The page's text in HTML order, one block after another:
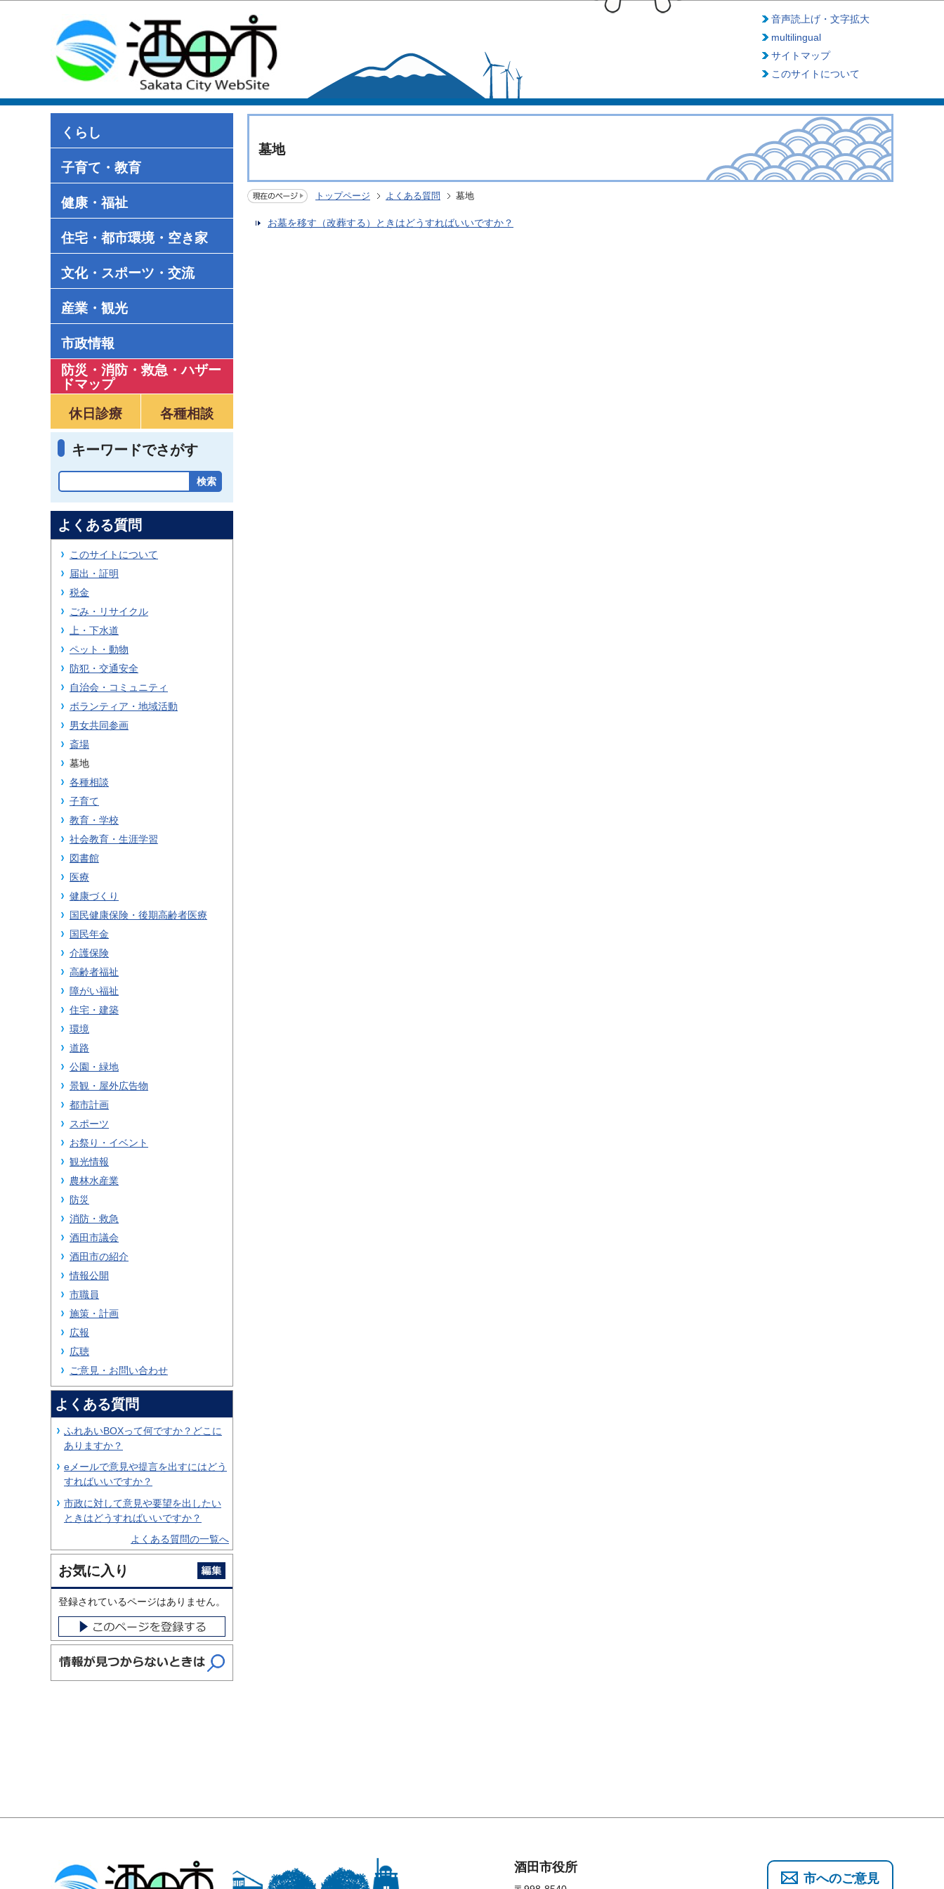
音声読上げ・文字拡大
multilingual
サイトマップ
このサイトについて
くらし
子育て・教育
健康・福祉
住宅・都市環境・空き家
文化・スポーツ・交流
産業・観光
市政情報
防災・消防・救急 ・ハザー
ドマップ
休日診療
各種相談
キーワードでさがす
墓地
トップページ よくある質問 墓地
お墓を移す（改葬する）ときはどうすればいいですか？
よくある質問
このサイトについて
届出・証明
税金
ごみ・リサイクル
上・下水道
ペット・動物
防犯・交通安全
自治会・コミュニティ
ボランティア・地域活動
男女共同参画
斎場
墓地
各種相談
子育て
教育・学校
社会教育・生涯学習
図書館
医療
健康づくり
国民健康保険・後期高齢者医療
国民年金
介護保険
高齢者福祉
障がい福祉
住宅・建築
環境
道路
公園・緑地
景観・屋外広告物
都市計画
スポーツ
お祭り・イベント
観光情報
農林水産業
防災
消防・救急
酒田市議会
酒田市の紹介
情報公開
市職員
施策・計画
広報
広聴
ご意見・お問い合わせ
よくある質問
ふれあいBOXって何ですか？どこに
ありますか？
eメールで意見や提言を出すにはどう
すればいいですか？
市政に対して意見や要望を出したい
ときはどうすればいいですか？
よくある質問の一覧へ
お気に入り
登録されているページはありません。
酒田市役所
市へのご意見